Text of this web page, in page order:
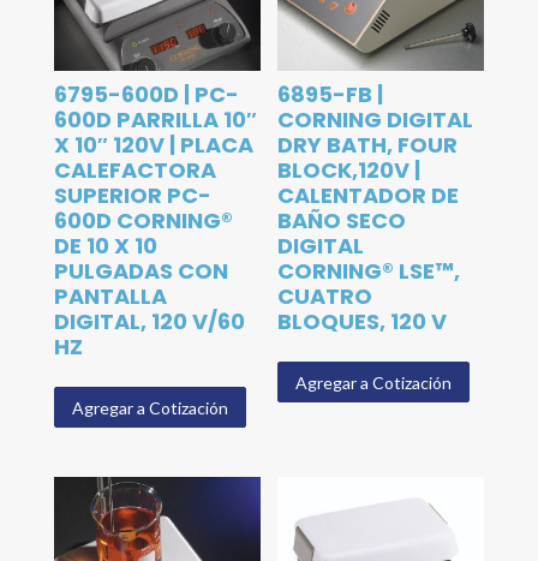
6795-600D | PC-
600D PARRILLA 10″
X 10″ 120V | PLACA
CALEFACTORA
SUPERIOR PC-
600D CORNING®
DE 10 X 10
PULGADAS CON
PANTALLA
DIGITAL, 120 V/60
HZ
Agregar a Cotización
6895-FB |
CORNING DIGITAL
DRY BATH, FOUR
BLOCK,120V |
CALENTADOR DE
BAÑO SECO
DIGITAL
CORNING® LSE™,
CUATRO
BLOQUES, 120 V
Agregar a Cotización